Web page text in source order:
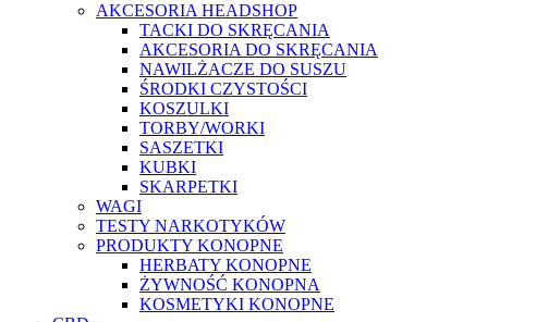
AKCESORIA HEADSHOP
TACKI DO SKRĘCANIA
AKCESORIA DO SKRĘCANIA
NAWILŻACZE DO SUSZU
ŚRODKI CZYSTOŚCI
KOSZULKI
TORBY/WORKI
SASZETKI
KUBKI
SKARPETKI
WAGI
TESTY NARKOTYKÓW
PRODUKTY KONOPNE
HERBATY KONOPNE
ŻYWNOŚĆ KONOPNA
KOSMETYKI KONOPNE